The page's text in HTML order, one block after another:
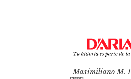
Maximiliano M.